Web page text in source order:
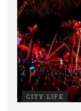
CITY LIFE